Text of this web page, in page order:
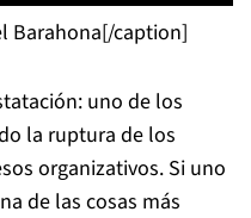
Barahona[/caption]
uno de los
la ruptura de los
organizativos. Si uno
de las cosas más